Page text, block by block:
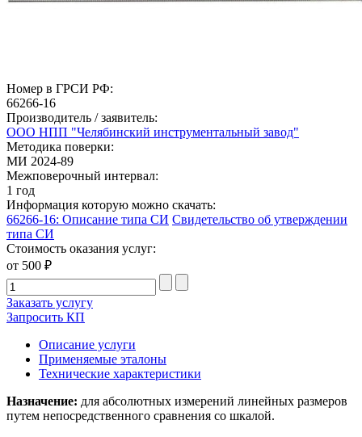
Номер в ГРСИ РФ:
66266-16
Производитель / заявитель:
ООО НПП "Челябинский инструментальный завод"
Методика поверки:
МИ 2024-89
Межповерочный интервал:
1 год
Информация которую можно скачать:
66266-16: Описание типа СИ Свидетельство об утверждении
типа СИ
Стоимость оказания услуг:
от 500 ₽
Заказать услугу
Запросить КП
Описание услуги
Применяемые эталоны
Технические характеристики
Назначение: для абсолютных измерений линейных размеров
путем непосредственного сравнения со шкалой.